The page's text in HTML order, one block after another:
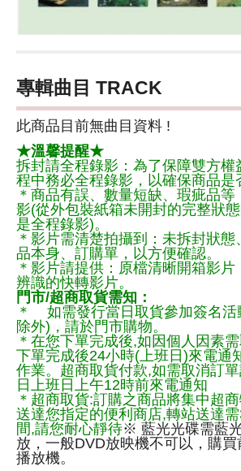
專輯曲目 TRACK
此商品目前無曲目資料 !
★溫馨提醒★
拆封請全程錄影：為了保障雙方權
程中務必全程錄影，以確保商品是
＊商品有誤、數量短缺、瑕疵品
影(從外包裝紙箱未開封的完整狀
是全程錄影)。
＊影片需清楚拍攝到：未拆封狀
品本身、訂購單，以方便確認。
＊影片請提供：原檔清晰開箱影
辨識的快轉影片。
門市/超商取貨需知：
＊ 如需發行當日取貨參加簽名活
除外)，請於門市購物。
＊在您下單完成後,如因個人因素
下單完成後24小時(上班日)來電通
作業。超商取貨付款,如需取消訂
日上班日上午12時前來電通知
＊超商取貨:訂購之商品將集中超
送達您指定的便利商店,轉站送達
間,請您耐心靜待※ 藍光光碟需藍
放，一般DVD放映機不可以，購
播放機。